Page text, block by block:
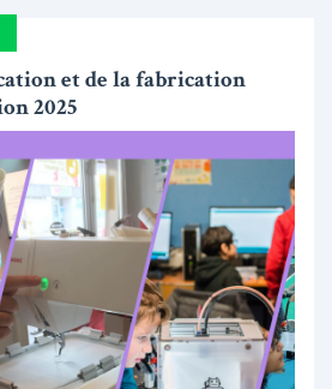
et de la fabrication
2025